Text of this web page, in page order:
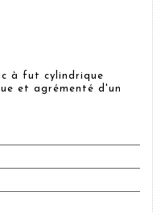
à fut cylindrique
et agrémenté d'un